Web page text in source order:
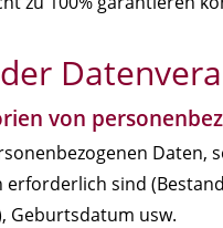
von
Daten,
erforderlich sind
Geburtsdatum usw.